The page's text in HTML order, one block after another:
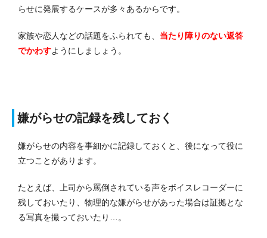
らせに発展するケースが多々あるからです。
家族や恋人などの話題をふられても、 当たり障りのない返答
でかわすようにしましょう。
嫌がらせの記録を残しておく
嫌がらせの内容を事細かに記録しておくと、後になって役に
立つことがあります。
たとえば、上司から罵倒されている声をボイスレコーダーに
残しておいたり、物理的な嫌がらせがあった場合は証拠とな
る写真を撮っておいたり…。